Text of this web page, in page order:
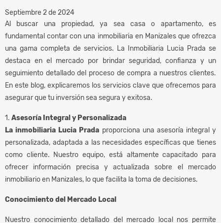
Septiembre 2 de 2024
Al buscar una propiedad, ya sea casa o apartamento, es
fundamental contar con una inmobiliaria en Manizales que ofrezca
una gama completa de servicios. La Inmobiliaria Lucia Prada se
destaca en el mercado por brindar seguridad, confianza y un
seguimiento detallado del proceso de compra a nuestros clientes.
En este blog, explicaremos los servicios clave que ofrecemos para
asegurar que tu inversión sea segura y exitosa.
1. Asesoría Integral y Personalizada
La inmobiliaria Lucia Prada proporciona una asesoría integral y
personalizada, adaptada a las necesidades específicas que tienes
como cliente. Nuestro equipo, está altamente capacitado para
ofrecer información precisa y actualizada sobre el mercado
inmobiliario en Manizales, lo que facilita la toma de decisiones.
Conocimiento del Mercado Local
Nuestro conocimiento detallado del mercado local nos permite